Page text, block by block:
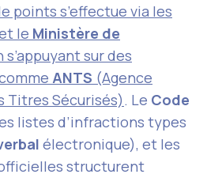
points s’effectue via les
le Ministère de
s’appuyant sur des
ANTS (Agence
Titres Sécurisés). Le Code
listes d’infractions types
électronique), et les
structurent